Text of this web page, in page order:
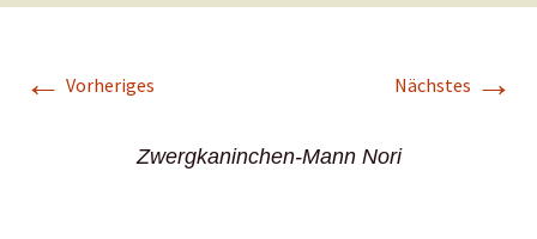
← Vorheriges Nächstes →
Zwergkaninchen-Mann Nori